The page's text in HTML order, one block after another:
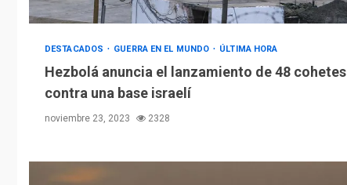
DESTACADOS GUERRA EN EL MUNDO ÚLTIMA HORA
Hezbolá anuncia el lanzamiento de 48 cohetes
contra una base israelí
noviembre 23, 2023 2328